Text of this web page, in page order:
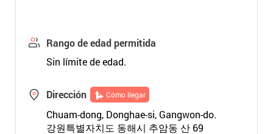
Rango de edad permitida
Sin límite de edad.
Dirección Cómo llegar
Chuam-dong, Donghae-si, Gangwon-do.
강원특별자치도 동해시 추암동 산 69